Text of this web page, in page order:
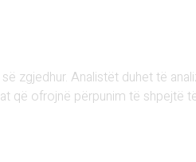
zgjedhur. Analistët duhet të
që ofrojnë përpunim të shpejtë